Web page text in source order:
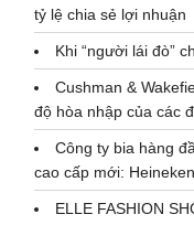
tỷ lệ chia sẻ lợi nhuận
Khi “người lái đò”
Cushman &
độ hòa nhập của các
Công ty bia hàng
cao cấp mới:
ELLE FASHION